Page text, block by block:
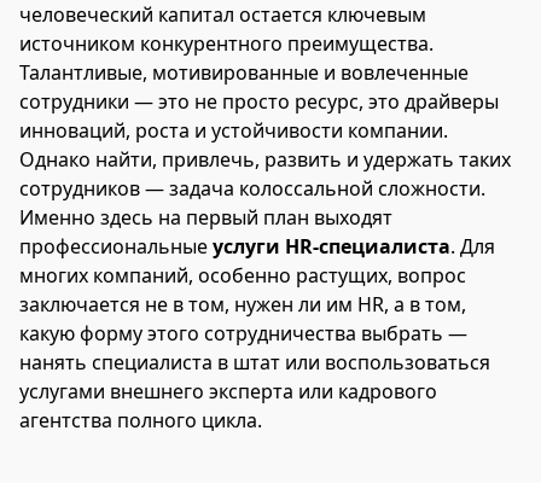
человеческий капитал остается ключевым
источником конкурентного преимущества.
Талантливые, мотивированные и вовлеченные
сотрудники — это не просто ресурс, это драйверы
инноваций, роста и устойчивости компании.
Однако найти, привлечь, развить и удержать таких
сотрудников — задача колоссальной сложности.
Именно здесь на первый план выходят
профессиональныеуслуги HR-специалиста. Для
многих компаний, особенно растущих, вопрос
заключается не в том, нужен ли им HR, а в том,
какую форму этого сотрудничества выбрать —
нанять специалиста в штат или воспользоваться
услугами внешнего эксперта или кадрового
агентства полного цикла.